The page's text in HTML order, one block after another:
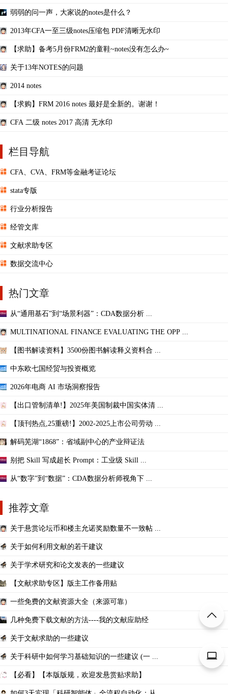
弱弱的问一声，大家说的notes是什么？
2013年CFA一至三级notes压缩包 PDF清晰无水印
【求助】备考5月份FRM2的童鞋~notes没有怎么办~
关于13年NOTES的问题
2014 notes
【求购】FRM 2016 notes 最好是全新的。谢谢！
CFA 二级 notes 2017 高清 无水印
栏目导航
CFA、CVA、FRM等金融考证论坛
stata专版
行业分析报告
经管文库
文献求助专区
数据交流中心
热门文章
从“通用基石”到“场景利器”：CDA数据分析 ...
MULTINATIONAL FINANCE EVALUATING THE OPP ...
【图书解读资料】3500份图书解读释义资料合 ...
中东欧七国经贸与投资概览
2026年电商 AI 市场洞察报告
【出口管制清单!】2025年美国制裁中国实体清 ...
【顶刊热点,25重磅!】2002-2025上市公司劳动 ...
解码芜湖“1868”：省域副中心的产业辩证法
别把 Skill 写成超长 Prompt：工业级 Skill ...
从“数字”到“数据”：CDA数据分析师视角下 ...
推荐文章
关于悬赏论坛币和楼主允诺奖励数量不一致帖 ...
关于如何利用文献的若干建议
关于学术研究和论文发表的一些建议
【文献求助专区】版主工作备用贴
一些免费的文献资源大全（来源可靠）
几种免费下载文献的方法----我的文献应助经
关于文献求助的一些建议
关于科研中如何学习基础知识的一些建议 (一 ...
【必看】【本版版规，欢迎发悬赏贴求助】